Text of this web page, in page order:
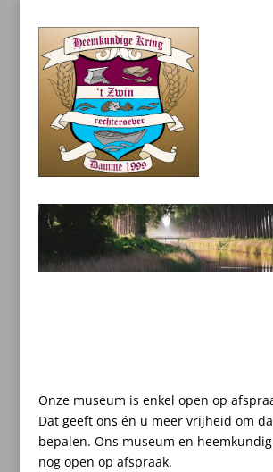
Onze museum is enkel open op
Dat geeft ons én u meer vrijheid om
bepalen. Ons museum en
nog open op afspraak.